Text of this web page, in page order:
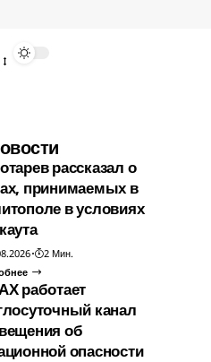
рассказал о
принимаемых в
в условиях
2 Мин.
работает
канал
об
опасности